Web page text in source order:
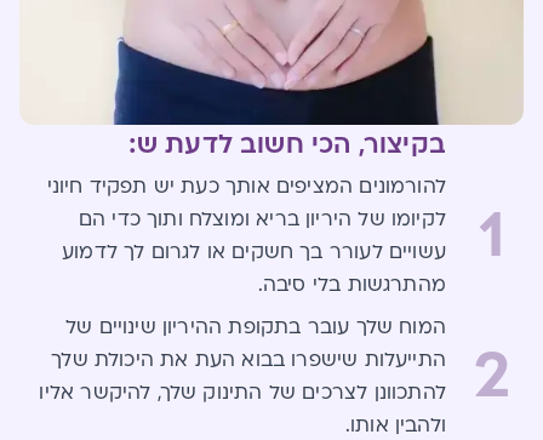
בקיצור, הכי חשוב לדעת ש:
1
להורמונים המציפים אותך כעת יש תפקיד חיוני
לקיומו של היריון בריא ומוצלח ותוך כדי הם
עשויים לעורר בך חשקים או לגרום לך לדמוע
מהתרגשות בלי סיבה.
2
המוח שלך עובר בתקופת ההיריון שינויים של
התייעלות שישפרו בבוא העת את היכולת שלך
להתכוונן לצרכים של התינוק שלך, להיקשר אליו
ולהבין אותו.